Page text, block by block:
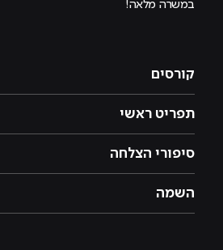
במשרה מלאה!
קורסים
תפריט ראשי
סיפורי הצלחה
השמה